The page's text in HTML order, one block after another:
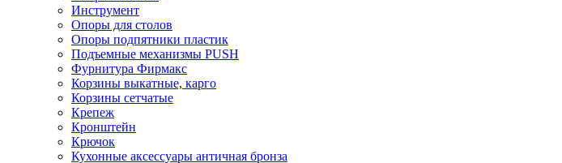
Инструмент
Опоры для столов
Опоры подпятники пластик
Подъемные механизмы PUSH
Фурнитура Фирмакс
Корзины выкатные, карго
Корзины сетчатые
Крепеж
Кронштейн
Крючок
Кухонные аксессуары античная бронза